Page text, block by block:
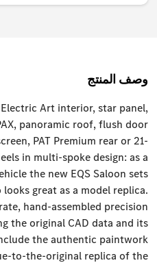
وصف المنتج
Art interior, star panel,
panoramic roof, flush door
PAT Premium rear or 21-
in multi-spoke design: as a
the new EQS Saloon sets
great as a model replica.
hand-assembled precision
the original CAD data and its
the authentic paintwork
to-the-original replica of the